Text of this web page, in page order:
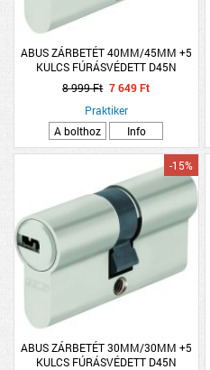
ABUS ZÁRBETÉT 40MM/45MM +5
KULCS FÚRÁSVÉDETT D45N
8 999 Ft 7 649 Ft
Praktiker
A bolthoz
Info
ABUS ZÁRBETÉT 30MM/30MM +5
KULCS FÚRÁSVÉDETT D45N
-15%